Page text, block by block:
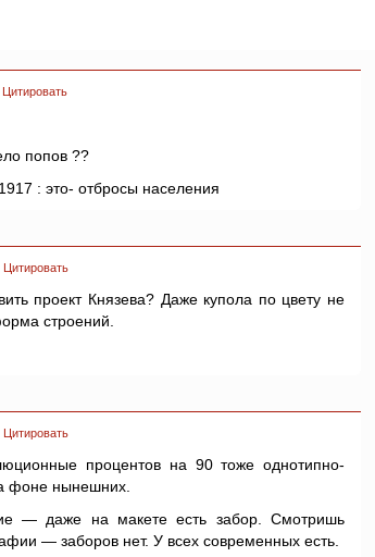
Цитировать
попов ??
: это- отбросы населения
Цитировать
проект Князева? Даже купола по цвету не
строений.
Цитировать
процентов на 90 тоже однотипно-
фоне нынешних.
— даже на макете есть забор. Смотришь
— заборов нет. У всех современных есть.